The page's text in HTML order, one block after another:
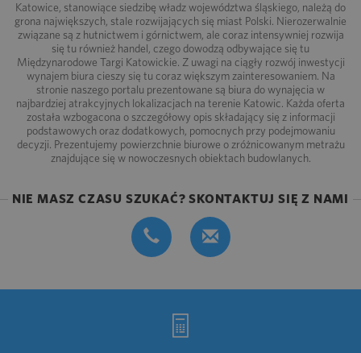
Katowice, stanowiące siedzibę władz województwa śląskiego, należą do
grona największych, stale rozwijających się miast Polski. Nierozerwalnie
związane są z hutnictwem i górnictwem, ale coraz intensywniej rozwija
się tu również handel, czego dowodzą odbywające się tu
Międzynarodowe Targi Katowickie. Z uwagi na ciągły rozwój inwestycji
wynajem biura cieszy się tu coraz większym zainteresowaniem. Na
stronie naszego portalu prezentowane są biura do wynajęcia w
najbardziej atrakcyjnych lokalizacjach na terenie Katowic. Każda oferta
została wzbogacona o szczegółowy opis składający się z informacji
podstawowych oraz dodatkowych, pomocnych przy podejmowaniu
decyzji. Prezentujemy powierzchnie biurowe o zróżnicowanym metrażu
znajdujące się w nowoczesnych obiektach budowlanych.
NIE MASZ CZASU SZUKAĆ? SKONTAKTUJ SIĘ Z NAMI